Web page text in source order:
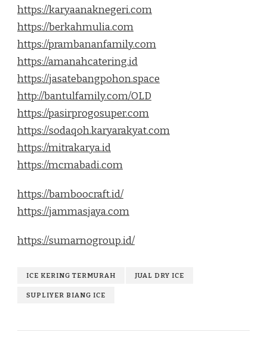
https://karyaanaknegeri.com
https://berkahmulia.com
https://prambananfamily.com
https://amanahcatering.id
https://jasatebangpohon.space
http://bantulfamily.com/OLD
https://pasirprogosuper.com
https://sodaqoh.karyarakyat.com
https://mitrakarya.id
https://mcmabadi.com
https://bamboocraft.id/
https://jammasjaya.com
https://sumarnogroup.id/
ICE KERING TERMURAH JUAL DRY ICE
SUPLIYER BIANG ICE